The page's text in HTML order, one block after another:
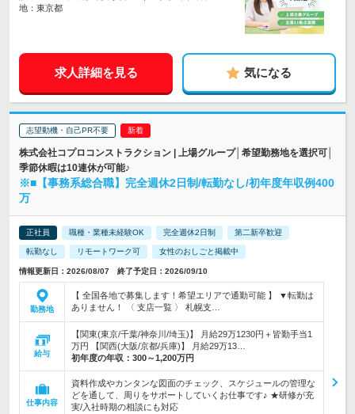
地：東京都
求人詳細を見る 気になる
志望動機・自己PR不要
株式会社コプロコンストラクション | 上場グループ│希望勤務地を選択可│
季節休暇は10連休が可能♪
※■【事務系総合職】完全週休2日制/転勤なし/初年度年収例400
万
正社員 職種・業種未経験OK 完全週休2日制 第二新卒歓迎
転勤なし リモートワーク可 女性のおしごと掲載中
情報更新日：2026/08/07 終了予定日：2026/09/10
勤務地
【 全国各地で募集します！希望エリアで通勤可能 】 ▼転勤は
ありません！ 〈 支店一覧 〉 札幌支…
給与
【関東(東京/千葉/神奈川/埼玉)】 月給29万1230円＋皆勤手当1
万円 【関西(大阪/京都/兵庫)】 月給29万13…
初年度の年収： 300～1,200万円
仕事内容
資料作成やカンタンな図面のチェック、スケジュールの管理な
どを通して、周りをサポートしていくお仕事です♪ ★研修が充
実/入社時期の相談にも対応